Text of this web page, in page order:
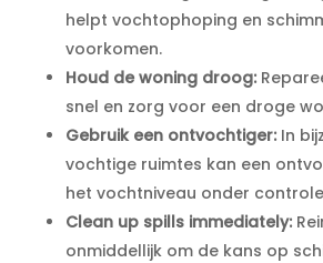
helpt vochtophoping en
voorkomen.​
Houd de woning droog:
snel en zorg voor een droge
Gebruik een ontvochtiger:In
vochtige ruimtes kan een
het vochtniveau onder
Clean up spills immediately:
onmiddellijk om de kans op